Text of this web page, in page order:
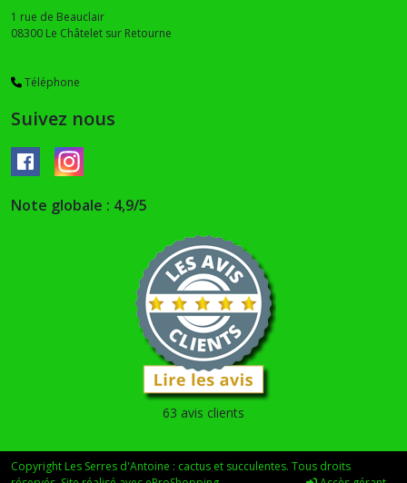
1 rue de Beauclair
08300 Le Châtelet sur Retourne
Téléphone
Suivez nous
Note globale : 4,9/5
63 avis clients
Copyright Les Serres d'Antoine : cactus et succulentes. Tous droits